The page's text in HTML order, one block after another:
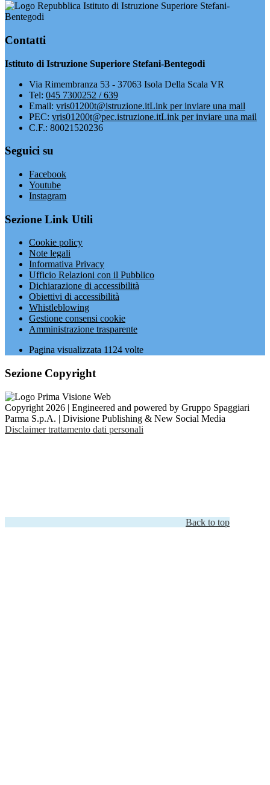
Istituto di Istruzione Superiore Stefani-
Bentegodi
Contatti
Istituto di Istruzione Superiore Stefani-Bentegodi
Via Rimembranza 53 - 37063 Isola Della Scala VR
Tel: 045 7300252 / 639
Email: vris01200t@istruzione.itLink per inviare una mail
PEC: vris01200t@pec.istruzione.itLink per inviare una mail
C.F.: 80021520236
Seguici su
Facebook
Youtube
Instagram
Sezione Link Utili
Cookie policy
Note legali
Informativa Privacy
Ufficio Relazioni con il Pubblico
Dichiarazione di accessibilità
Obiettivi di accessibilità
Whistleblowing
Gestione consensi cookie
Amministrazione trasparente
Pagina visualizzata 1124 volte
Sezione Copyright
Copyright 2026 | Engineered and powered by Gruppo Spaggiari
Parma S.p.A. | Divisione Publishing & New Social Media
Disclaimer trattamento dati personali
Back to top